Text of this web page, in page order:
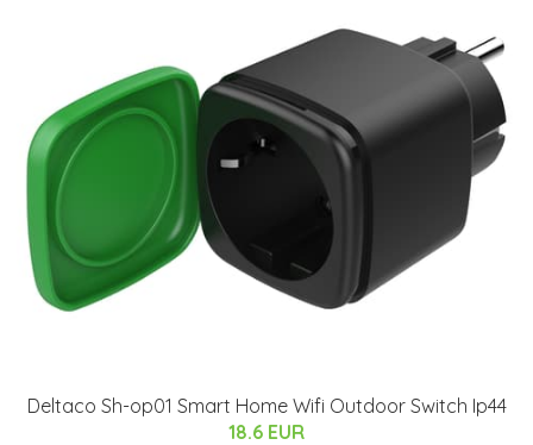
Deltaco Sh-op01 Smart Home Wifi Outdoor Switch Ip44
18.6 EUR